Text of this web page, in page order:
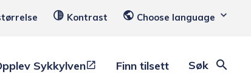
Kontrast Choose language
Sykkylven Finn tilsett Søk